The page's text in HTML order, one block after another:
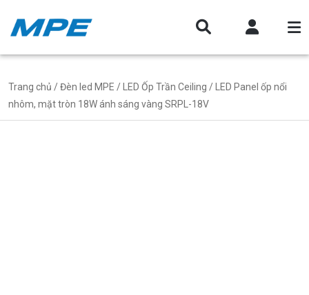
Trang chủ /Đèn led MPE / LED Ốp Trần Ceiling / LED Panel ốp nổi
nhôm, mặt tròn 18W ánh sáng vàng SRPL-18V